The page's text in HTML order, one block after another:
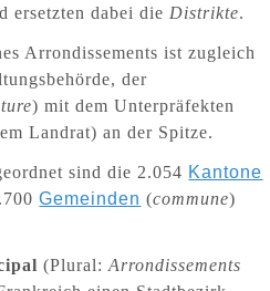
ersetzten dabei dieDistrikte.
Arrondissements ist zugleich
der
) mit dem Unterpräfekten
Landrat) an der Spitze.
sind die 2.054 Kantone
Gemeinden (commune)
(Plural:Arrondissements